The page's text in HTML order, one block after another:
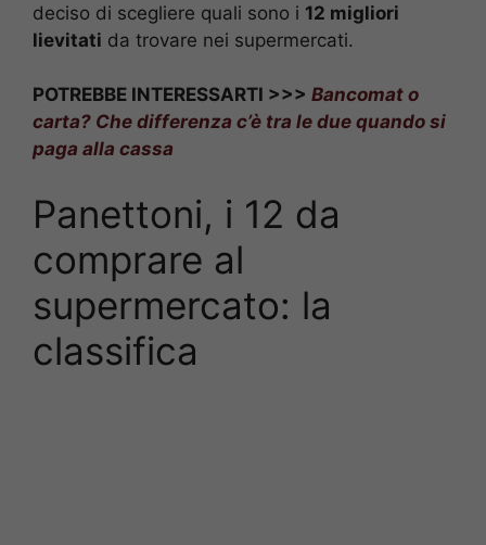
deciso di scegliere quali sono i 12 migliori
lievitati da trovare nei supermercati.
POTREBBE INTERESSARTI >>> Bancomat o
carta? Che differenza c’è tra le due quando si
paga alla cassa
Panettoni, i 12 da
comprare al
supermercato: la
classifica